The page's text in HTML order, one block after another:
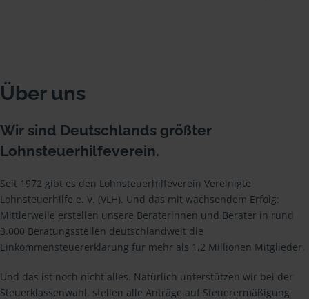
Über uns
Wir sind Deutschlands größter
Lohnsteuerhilfeverein.
Seit 1972 gibt es den Lohnsteuerhilfeverein Vereinigte
Lohnsteuerhilfe e. V. (VLH). Und das mit wachsendem Erfolg:
Mittlerweile erstellen unsere Beraterinnen und Berater in rund
3.000 Beratungsstellen deutschlandweit die
Einkommensteuererklärung für mehr als 1,2 Millionen Mitglieder.
Und das ist noch nicht alles. Natürlich unterstützen wir bei der
Steuerklassenwahl, stellen alle Anträge auf Steuerermäßigung